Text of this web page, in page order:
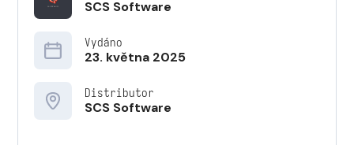
SCS Software
Vydáno
23. května 2025
Distributor
SCS Software